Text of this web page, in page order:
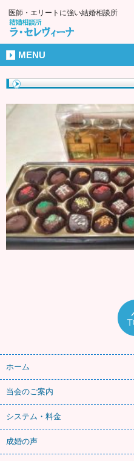
医師・エリートに強い結婚相談所
MENU
ホーム
当会のご案内
システム・料金
成婚の声